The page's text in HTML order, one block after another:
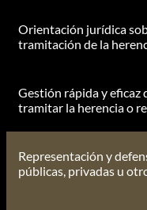
Orientación jurídica
tramitación de la
Gestión rápida y eficaz
tramitar la herencia o
Representación y
públicas, privadas u